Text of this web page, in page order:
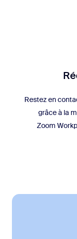
Restez en
grâce à la
Zoom